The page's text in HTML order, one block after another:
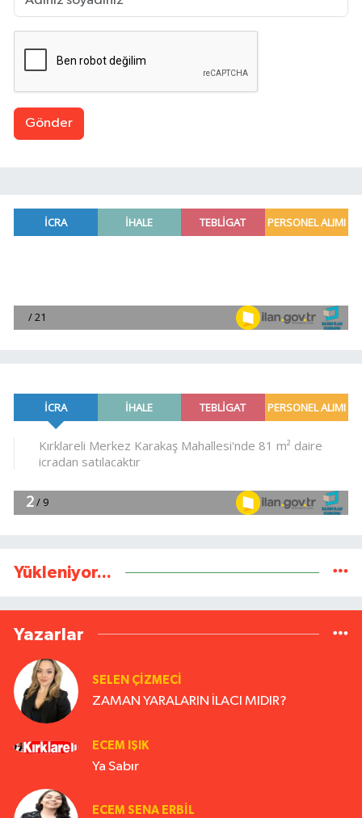
Gönder
Yükleniyor...
Yazarlar
SELEN ÇİZMECİ
ZAMAN YARALARIN İLACI MIDIR?
ECEM IŞIK
Ya Sabır
ECEM SENA ERBIL